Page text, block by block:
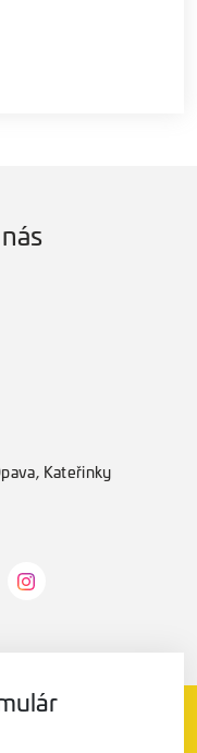
Kateřinky